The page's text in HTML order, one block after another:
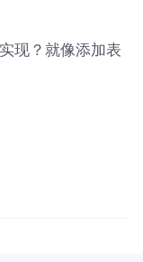
现？就像添加表